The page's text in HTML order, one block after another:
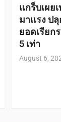
แกร็บเผย
มาแรง ป
ยอดเรียก
5 เท่า
August 6,